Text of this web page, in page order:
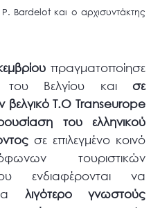
Bardelot και ο αρχισυντάκτης
πραγματοποίησε
Βελγίου και σε
βελγικό Τ.Ο Transeurope
του ελληνικού
σε επιλεγμένο κοινό
τουριστικών
ενδιαφέρονται να
λιγότερο γνωστούς